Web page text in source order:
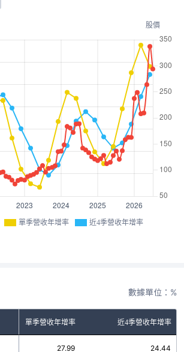
單季營收年增率 近4季營收年增率
數據單位：%
單季營收年增率 近4季營收年增率
27.99 24.44